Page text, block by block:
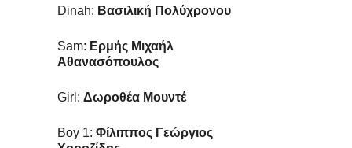
Dinah: Βασιλική Πολύχρονου
Sam: Ερμής Μιχαήλ
Αθανασόπουλος
Girl: Δωροθέα Μουντέ
Boy 1: Φίλιππος Γεώργιος